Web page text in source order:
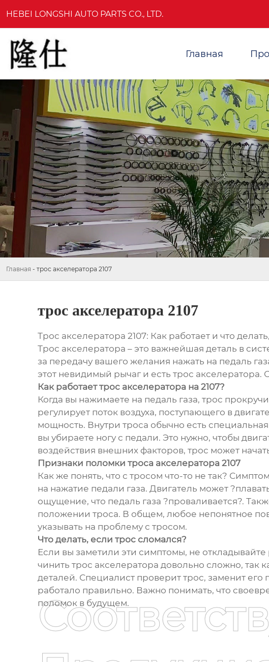
HEBEI LONGSHI AUTO PARTS CO., LTD.
Главная
Главная - трос акселератора 2107
трос акселератора 2107
Трос акселератора 2107: Как работает и что
Трос акселератора – это важнейшая деталь в
за передачу вашего желания нажать на педаль
этот невидимый рычаг и есть трос
Как работает трос акселератора на 2107?
Когда вы нажимаете на педаль газа, трос
регулирует поток воздуха, поступающего в
мощность. Внутри троса обычно есть
вы убираете ногу с педали. Это нужно, чтобы
воздействия внешних факторов, трос может
Признаки поломки троса акселератора 2107
Как же понять, что с тросом что-то не так?
на нажатие педали газа. Двигатель может
ощущение, что педаль газа ?проваливается?.
положении троса. В общем, любое непонятное
указывать на проблему с тросом.
Что делать, если трос сломался?
Если вы заметили эти симптомы, не
чинить трос акселератора довольно сложно, так
деталей. Специалист проверит трос, заменит
работало правильно. Важно понимать, что
поломок в будущем.